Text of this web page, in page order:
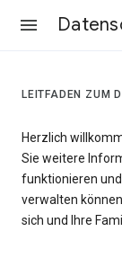
LEITFADEN ZUM
Herzlich
Sie weitere
funktionieren
verwalten
sich und Ihre